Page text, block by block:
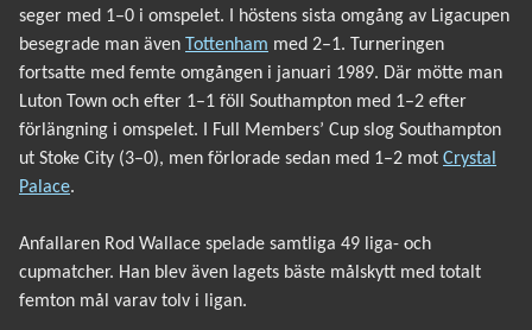
seger med 1–0 i omspelet. I höstens sista omgång av Ligacupen
besegrade man även
Tottenham med 2–1. Turneringen
fortsatte med femte omgången i januari 1989. Där mötte man
Luton Town och efter 1–1 föll Southampton med 1–2 efter
förlängning i omspelet. I Full Members’ Cup slog Southampton
ut Stoke City (3–0), men förlorade sedan med 1–2 mot Crystal
Palace.
Anfallaren Rod Wallace spelade samtliga 49 liga- och
cupmatcher. Han blev även lagets bäste målskytt med totalt
femton mål varav tolv i ligan.